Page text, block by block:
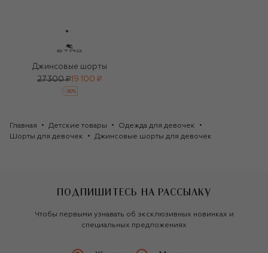
Джинсовые шорты
27 300 ₽19 100 ₽
-30%
Главная Детские товары
Одежда для девочек
Шорты для девочек
Джинсовые шорты для девочек
ПОДПИШИТЕСЬ НА РАССЫЛКУ
Чтобы первыми узнавать об эксклюзивных новинках и
специальных предложениях